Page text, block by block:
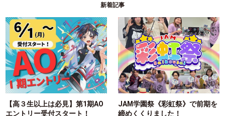
新着記事
【高３生以上は必見】第1期AO
エントリー受付スタート！
JAM学園祭《彩虹祭》で前期を
締めくくりました！